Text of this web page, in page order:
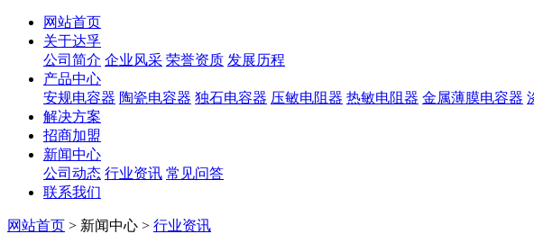
网站首页
关于达孚
公司简介 企业风采 荣誉资质 发展历程
产品中心
安规电容器 陶瓷电容器 独石电容器 压敏电阻器 热敏电阻器 金属薄膜电容器
解决方案
招商加盟
新闻中心
公司动态 行业资讯 常见问答
联系我们
网站首页 > 新闻中心 > 行业资讯